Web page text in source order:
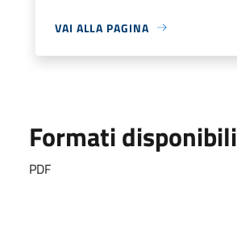
VAI ALLA PAGINA
Formati disponibili
PDF